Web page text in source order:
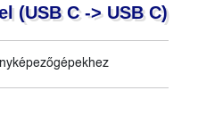
(USB C -> USB C)